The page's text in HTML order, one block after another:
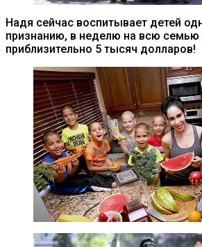
Надя сейчас воспитывает детей
признанию, в неделю на всю семью
приблизительно 5 тысяч долларов!